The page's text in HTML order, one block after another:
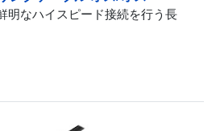
明なハイスピード接続を行う長